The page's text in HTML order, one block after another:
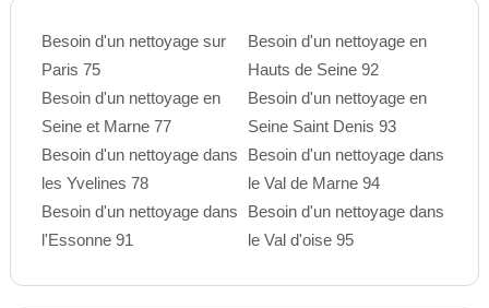
Besoin d'un nettoyage sur
Paris 75
Besoin d'un nettoyage en
Seine et Marne 77
Besoin d'un nettoyage dans
les Yvelines 78
Besoin d'un nettoyage dans
l'Essonne 91
Besoin d'un nettoyage en
Hauts de Seine 92
Besoin d'un nettoyage en
Seine Saint Denis 93
Besoin d'un nettoyage dans
le Val de Marne 94
Besoin d'un nettoyage dans
le Val d'oise 95